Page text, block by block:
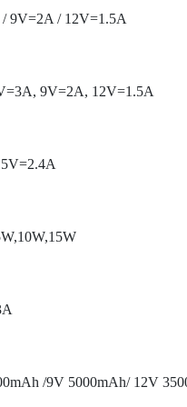
9V=2A / 12V=1.5A
9V=2A, 12V=1.5A
/9V 5000mAh/ 12V